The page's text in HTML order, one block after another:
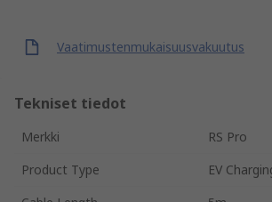
Vaatimustenmukaisuusvakuutus
Tekniset tiedot
Merkki
RS Pro
Product Type
EV